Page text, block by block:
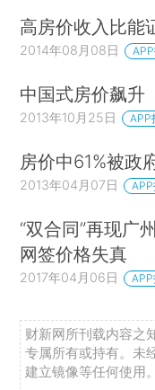
高房价收入比能
2014年08月08日
中国式房价飙升
2013年10月25日 APP
房价中61%被政
2013年04月07日
“双合同”再现广
网签价格失真
2017年04月06日
财新网所刊载内容之
专属所有或持有。未
建立镜像等任何使用。